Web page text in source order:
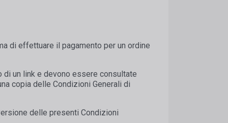
di effettuare il pagamento per un ordine
un link e devono essere consultate
copia delle Condizioni Generali di
delle presenti Condizioni